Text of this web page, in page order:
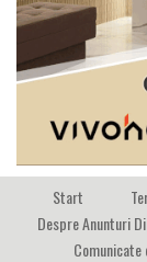
Start
Despre Anunturi